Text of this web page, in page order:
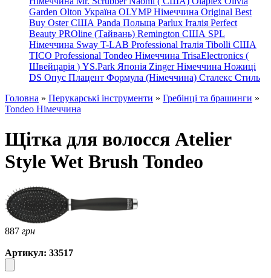
Garden Olton Україна OLYMP Німеччина Original Best
Buy Oster США Panda Польща Parlux Італія Perfect
Beauty PROline (Тайвань) Remington США SPL
Німеччина Sway T-LAB Professional Італія Tibolli США
TICO Professional Tondeo Німеччина TrisaElectronics (
Швейцарія ) YS.Park Японія Zinger Німеччина Ножиці
DS Опус Плацент Формула (Німеччина) Сталекс Стиль
Головна » Перукарські інструменти » Гребінці та брашинги »
Tondeo Німеччина
Щітка для волосся Atelier
Style Wet Brush Tondeo
887 грн
Артикул: 33517